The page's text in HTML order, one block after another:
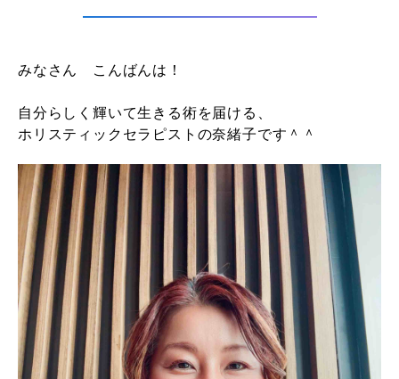
みなさん こんばんは！
自分らしく輝いて生きる術を届ける、
ホリスティックセラピストの奈緒子です＾＾